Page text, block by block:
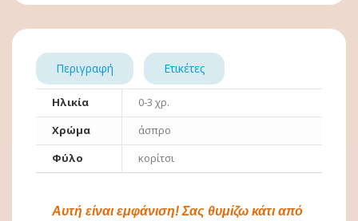
Περιγραφή Ετικέτες
Ηλικία
0-3 χρ.
Χρώμα
άσπρο
Φύλο
κορίτσι
Αυτή είναι εμφάνιση! Σας θυμίζω κάτι από